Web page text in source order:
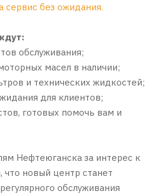
сервис без ожидания.
обслуживания;
масел в наличии;
и технических жидкостей;
для клиентов;
готовых помочь вам и
Нефтеюганска за интерес к
что новый центр станет
обслуживания